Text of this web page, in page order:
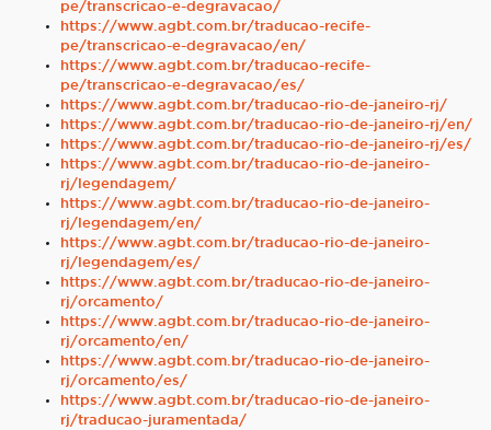
pe/transcricao-e-degravacao/
https://www.agbt.com.br/traducao-recife-
pe/transcricao-e-degravacao/en/
https://www.agbt.com.br/traducao-recife-
pe/transcricao-e-degravacao/es/
https://www.agbt.com.br/traducao-rio-de-janeiro-rj/
https://www.agbt.com.br/traducao-rio-de-janeiro-rj/en/
https://www.agbt.com.br/traducao-rio-de-janeiro-rj/es/
https://www.agbt.com.br/traducao-rio-de-janeiro-
rj/legendagem/
https://www.agbt.com.br/traducao-rio-de-janeiro-
rj/legendagem/en/
https://www.agbt.com.br/traducao-rio-de-janeiro-
rj/legendagem/es/
https://www.agbt.com.br/traducao-rio-de-janeiro-
rj/orcamento/
https://www.agbt.com.br/traducao-rio-de-janeiro-
rj/orcamento/en/
https://www.agbt.com.br/traducao-rio-de-janeiro-
rj/orcamento/es/
https://www.agbt.com.br/traducao-rio-de-janeiro-
rj/traducao-juramentada/